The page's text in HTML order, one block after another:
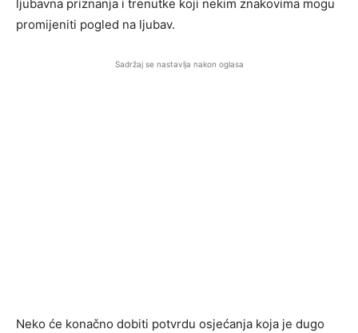
ljubavna priznanja i trenutke koji nekim znakovima mogu
promijeniti pogled na ljubav.
Sadržaj se nastavlja nakon oglasa
Neko će konačno dobiti potvrdu osjećanja koja je dugo